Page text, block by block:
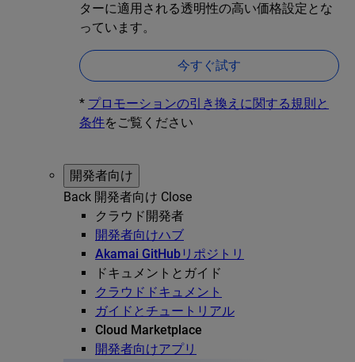
ターに適用される透明性の高い価格設定とな
っています。
今すぐ試す
* プロモーションの引き換えに関する規則と
条件をご覧ください
開発者向け
Back 開発者向け Close
クラウド開発者
開発者向けハブ
Akamai GitHubリポジトリ
ドキュメントとガイド
クラウドドキュメント
ガイドとチュートリアル
Cloud Marketplace
開発者向けアプリ